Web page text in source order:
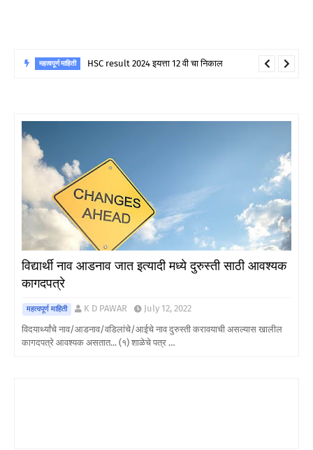
महत्वपूर्ण माहिती HSC result 2024 इयत्ता 12 वी चा निकाल
विद्यार्थी नाव आडनाव जात इत्यादी मध्ये दुरुस्ती साठी आवश्यक
कागदपत्रे
महत्वपूर्ण माहिती K D PAWAR
July 12, 2022
विदयार्थ्यांचे नाव/आडनाव/वडिलांचे/आईचे नाव दुरुस्ती करावयाची असल्यास खालील
कागदपत्रे आवश्यक असतात... (१) शाळेचे पत्र …